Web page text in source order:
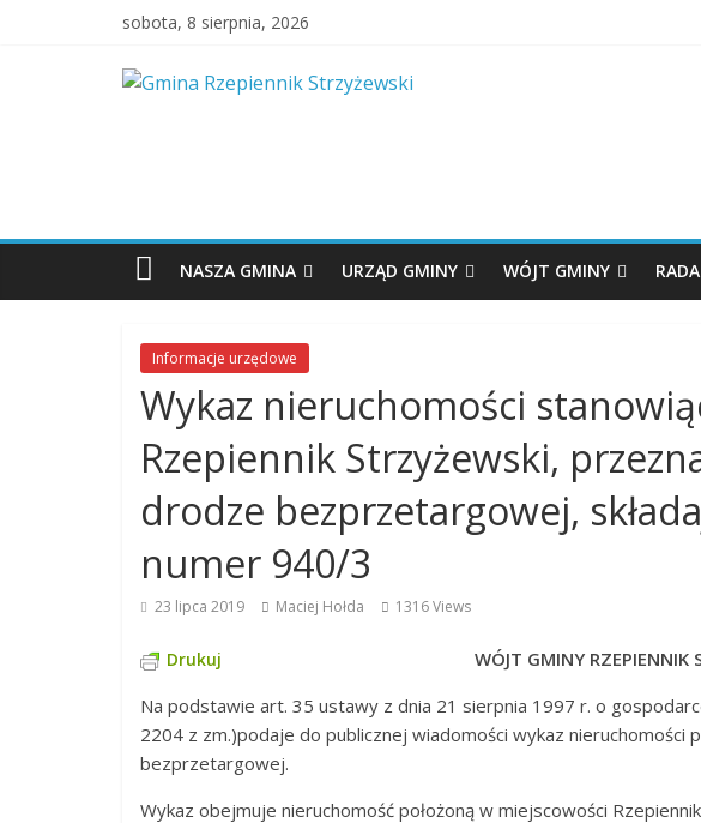
sobota, 8 sierpnia, 2026
NASZA GMINA URZĄD GMINY WÓJT GMINY
Informacje urzędowe
Wykaz nieruchomości
Rzepiennik Strzyżewski,
drodze bezprzetargowej,
numer 940/3
23 lipca 2019 Maciej Hołda 1316 Views
Drukuj
WÓJT GMINY RZEPIENNIK
Na podstawie art. 35 ustawy z dnia 21 sierpnia 1997 r. o
2204 z zm.)podaje do publicznej wiadomości wykaz nieruchomości
bezprzetargowej.
Wykaz obejmuje nieruchomość położoną w miejscowości